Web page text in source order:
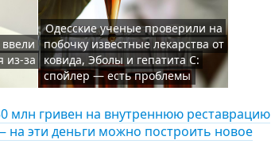
из-за
Одесские ученые проверили на
побочку известные лекарства от
ковида, Эболы и гепатита С:
спойлер — есть проблемы
млн гривен на внутреннюю реставрацию
на эти деньги можно построить новое